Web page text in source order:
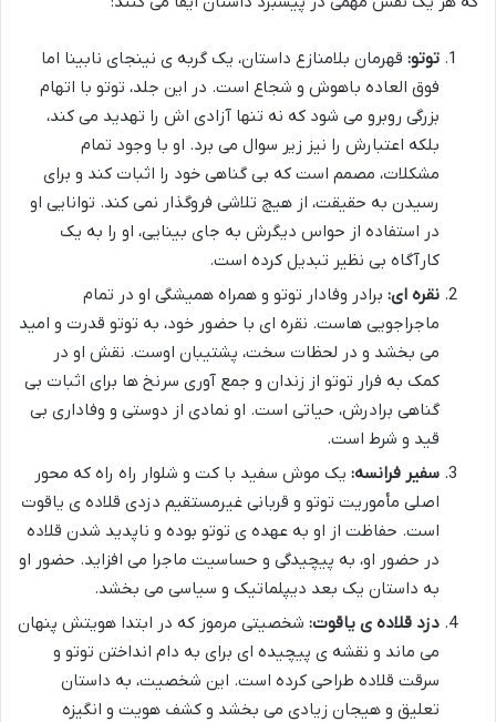
توتو: قهرمان بلامنازع داستان، یک گربه ی نینجای نابینا اما
فوق العاده باهوش و شجاع است. در این جلد، توتو با اتهام
بزرگی روبرو می شود که نه تنها آزادی اش را تهدید می کند،
بلکه اعتبارش را نیز زیر سوال می برد. او با وجود تمام
مشکلات، مصمم است که بی گناهی خود را اثبات کند و برای
رسیدن به حقیقت، از هیچ تلاشی فروگذار نمی کند. توانایی او
در استفاده از حواس دیگرش به جای بینایی، او را به یک
کارآگاه بی نظیر تبدیل کرده است.
نقره ای: برادر وفادار توتو و همراه همیشگی او در تمام
ماجراجویی هاست. نقره ای با حضور خود، به توتو قدرت و امید
می بخشد و در لحظات سخت، پشتیبان اوست. نقش او در
کمک به فرار توتو از زندان و جمع آوری سرنخ ها برای اثبات بی
گناهی برادرش، حیاتی است. او نمادی از دوستی و وفاداری بی
قید و شرط است.
سفیر فرانسه: یک موش سفید با کت و شلوار راه راه که محور
اصلی مأموریت توتو و قربانی غیرمستقیم دزدی قلاده ی یاقوت
است. حفاظت از او به عهده ی توتو بوده و ناپدید شدن قلاده
در حضور او، به پیچیدگی و حساسیت ماجرا می افزاید. حضور او
به داستان یک بعد دیپلماتیک و سیاسی می بخشد.
دزد قلاده ی یاقوت: شخصیتی مرموز که در ابتدا هویتش پنهان
می ماند و نقشه ی پیچیده ای برای به دام انداختن توتو و
سرقت قلاده طراحی کرده است. این شخصیت، به داستان
تعلیق و هیجان زیادی می بخشد و کشف هویت و انگیزه